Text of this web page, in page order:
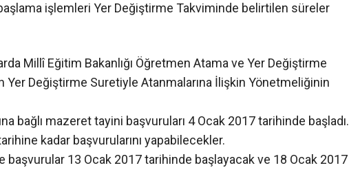
işlemleri Yer Değiştirme Takviminde belirtilen süreler
Millî Eğitim Bakanlığı Öğretmen Atama ve Yer Değiştirme
Yer Değiştirme Suretiyle Atanmalarına İlişkin Yönetmeliğinin
bağlı mazeret tayini başvuruları 4 Ocak 2017 tarihinde başladı.
kadar başvurularını yapabilecekler.
başvurular 13 Ocak 2017 tarihinde başlayacak ve 18 Ocak 2017